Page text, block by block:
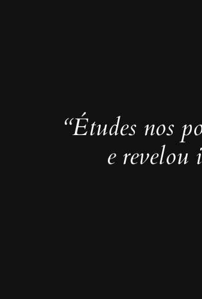
“Études nos
e revelou